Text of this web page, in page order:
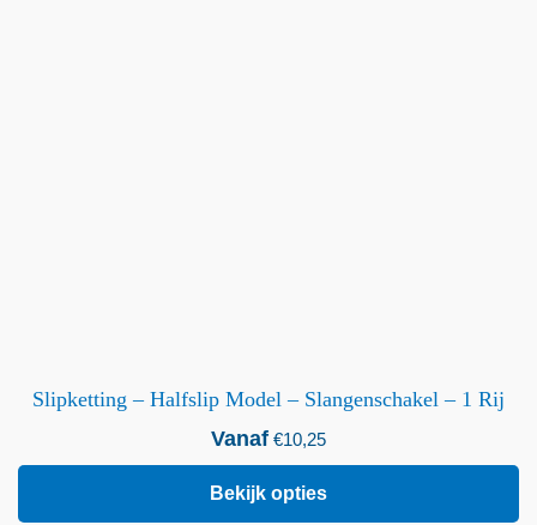
Slipketting – Halfslip Model – Slangenschakel – 1 Rij
Vanaf €10,25
Bekijk opties